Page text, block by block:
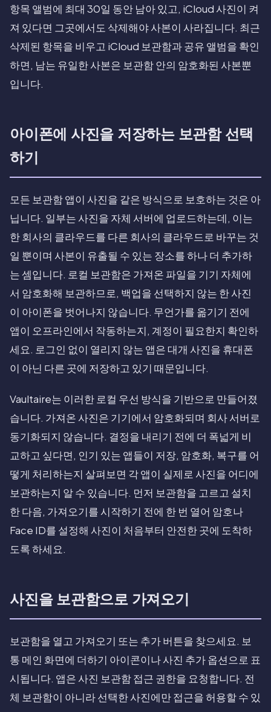
항목 앨범에 최대 30일 동안 남아 있고, iCloud 사진이 켜
져 있다면 그곳에서도 삭제해야 사본이 사라집니다. 최근
삭제된 항목을 비우고 iCloud 보관함과 공유 앨범을 확인
하면, 남는 유일한 사본은 보관함 안의 암호화된 사본뿐
입니다.
아이폰에 사진을 저장하는 보관함 선택
하기
모든 보관함 앱이 사진을 같은 방식으로 보호하는 것은 아
닙니다. 일부는 사진을 자체 서버에 업로드하는데, 이는
한 회사의 클라우드를 다른 회사의 클라우드로 바꾸는 것
일 뿐이며 사본이 유출될 수 있는 장소를 하나 더 추가하
는 셈입니다. 로컬 보관함은 가져온 파일을 기기 자체에
서 암호화해 보관하므로, 백업을 선택하지 않는 한 사진
이 아이폰을 벗어나지 않습니다. 무언가를 옮기기 전에
앱이 오프라인에서 작동하는지, 계정이 필요한지 확인하
세요. 로그인 없이 열리지 않는 앱은 대개 사진을 휴대폰
이 아닌 다른 곳에 저장하고 있기 때문입니다.
Vaultaire는 이러한 로컬 우선 방식을 기반으로 만들어졌
습니다. 가져온 사진은 기기에서 암호화되며 회사 서버로
동기화되지 않습니다. 결정을 내리기 전에 더 폭넓게 비
교하고 싶다면, 인기 있는 앱들이 저장, 암호화, 복구를 어
떻게 처리하는지 살펴보면 각 앱이 실제로 사진을 어디에
보관하는지 알 수 있습니다. 먼저 보관함을 고르고 설치
한 다음, 가져오기를 시작하기 전에 한 번 열어 암호나
Face ID를 설정해 사진이 처음부터 안전한 곳에 도착하
도록 하세요.
사진을 보관함으로 가져오기
보관함을 열고 가져오기 또는 추가 버튼을 찾으세요. 보
통 메인 화면에 더하기 아이콘이나 사진 추가 옵션으로 표
시됩니다. 앱은 사진 보관함 접근 권한을 요청합니다. 전
체 보관함이 아니라 선택한 사진에만 접근을 허용할 수 있